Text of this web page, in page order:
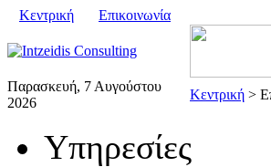
Κεντρική Επικοινωνία
Παρασκευή, 7 Αυγούστου
2026
Κεντρική >
Υπηρεσίες